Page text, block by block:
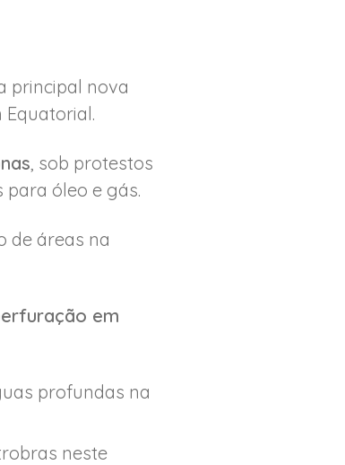
principal nova
, sob protestos
óleo e gás.
de áreas na
em
profundas na
neste